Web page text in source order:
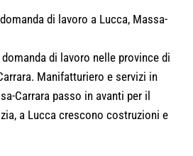
di lavoro a Lucca, Massa-
di lavoro nelle province di
Manifatturiero e servizi in
Carrara passo in avanti per il
a Lucca crescono costruzioni e